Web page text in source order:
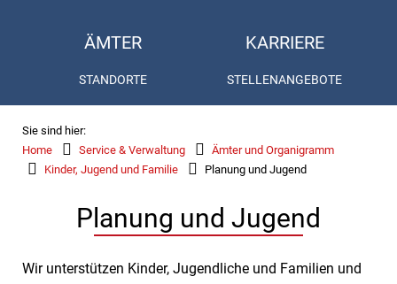
ÄMTER
STANDORTE
KARRIERE
STELLENANGEBOTE
Sie sind hier:
Home
Service & Verwaltung
Ämter und Organigramm
Kinder, Jugend und Familie
Planung und Jugend
Planung und Jugend
Wir unterstützen Kinder, Jugendliche und Familien und